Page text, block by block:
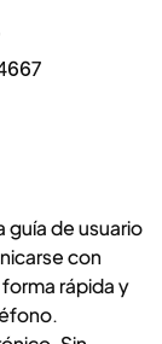
guía de usuario
con
rápida y